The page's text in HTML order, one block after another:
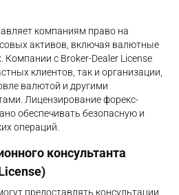
компаниям право на
активов, включая валютные
с Broker-Dealer License
клиентов, так и организации,
валютой и другими
Лицензирование форекс-
обеспечивать безопасную и
операций.
консультанта
предоставлять консультации